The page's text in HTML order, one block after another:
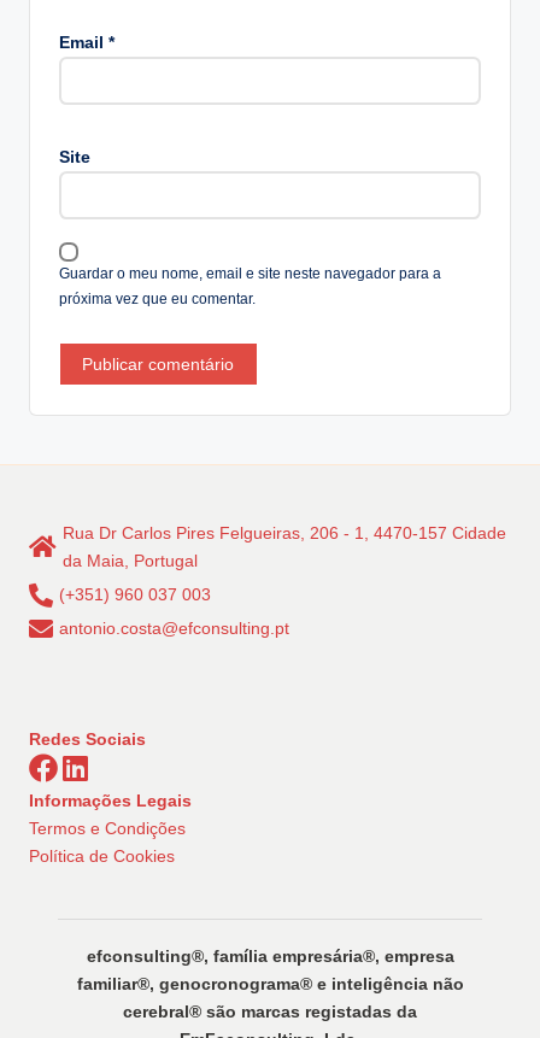
Email *
Site
Guardar o meu nome, email e site neste navegador para a
próxima vez que eu comentar.
e
ti
e
:
Rua Dr Carlos Pires Felgueiras, 206 - 1, 4470-157 Cidade
da Maia, Portugal
(+351) 960 037 003
antonio.costa@efconsulting.pt
Redes Sociais
Informações Legais
Termos e Condições
Política de Cookies
efconsulting®️, família empresária®️, empresa
familiar®️, genocronograma®️ e inteligência não
cerebral®️ são marcas registadas da